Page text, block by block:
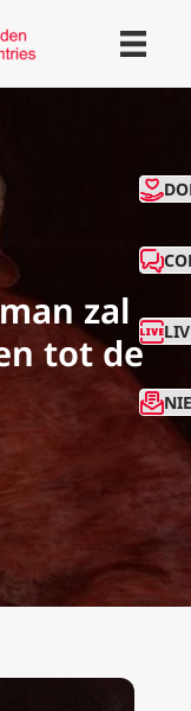
zal
tot de